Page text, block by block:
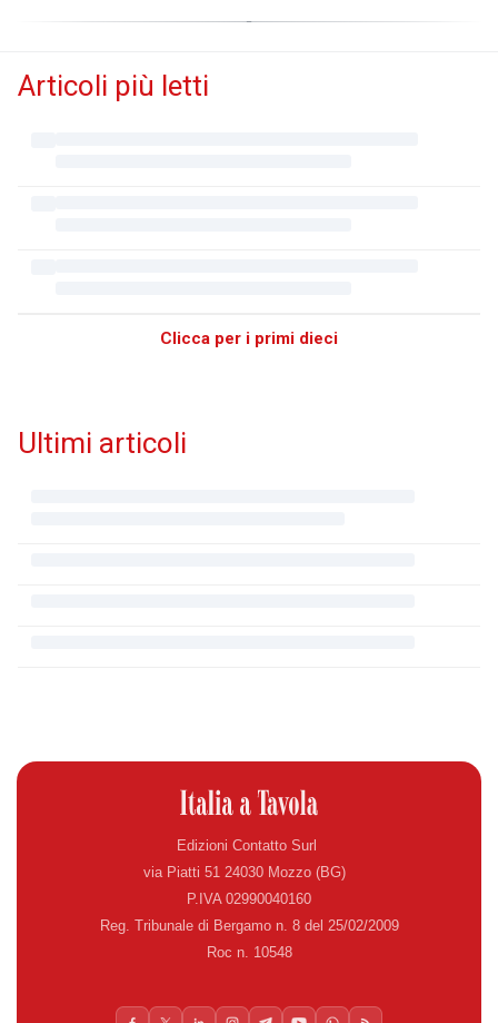
Articoli più letti
Clicca per i primi dieci
Ultimi articoli
Edizioni Contatto Surl
via Piatti 51 24030 Mozzo (BG)
P.IVA 02990040160
Reg. Tribunale di Bergamo n. 8 del 25/02/2009
Roc n. 10548